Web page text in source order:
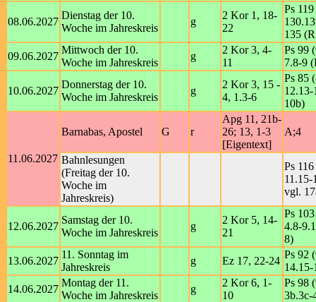
08.06.2027
Dienstag der 10.
Woche im Jahreskreis
g
2 Kor 1, 18-
22
Ps
135
09.06.2027
Mittwoch der 10.
Woche im Jahreskreis
g
2 Kor 3, 4-
11
Ps 99
7.8-9
10.06.2027
Donnerstag der 10.
Woche im Jahreskreis
g
2 Kor 3, 15 -
4, 1.3-6
Ps 85
10b)
11.06.2027
Barnabas, Apostel G r
Apg 11, 21b-
26; 13, 1-3
[Eigentext]
A;4
Bahnlesungen
(Freitag der 10.
Woche im
Jahreskreis)
Ps
11.15-
vgl.
12.06.2027
Samstag der 10.
Woche im Jahreskreis
g
2 Kor 5, 14-
21
Ps
4.8-
8)
13.06.2027
11. Sonntag im
Jahreskreis
g Ez 17, 22-24
Ps 92
14.15-
14.06.2027
Montag der 11.
Woche im Jahreskreis
g
2 Kor 6, 1-
10
Ps 98
3b.3c-